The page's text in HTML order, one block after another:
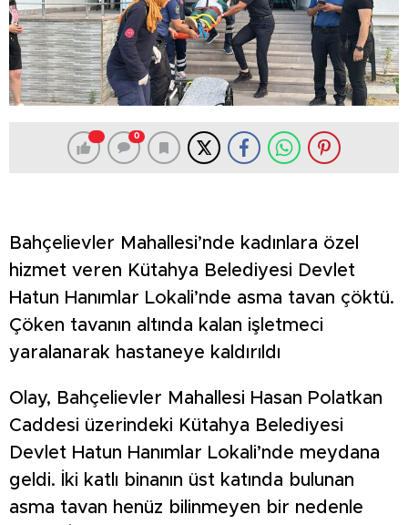
0
Bahçelievler Mahallesi’nde kadınlara özel
hizmet veren Kütahya Belediyesi Devlet
Hatun Hanımlar Lokali’nde asma tavan çöktü.
Çöken tavanın altında kalan işletmeci
yaralanarak hastaneye kaldırıldı
Olay, Bahçelievler Mahallesi Hasan Polatkan
Caddesi üzerindeki Kütahya Belediyesi
Devlet Hatun Hanımlar Lokali’nde meydana
geldi. İki katlı binanın üst katında bulunan
asma tavan henüz bilinmeyen bir nedenle